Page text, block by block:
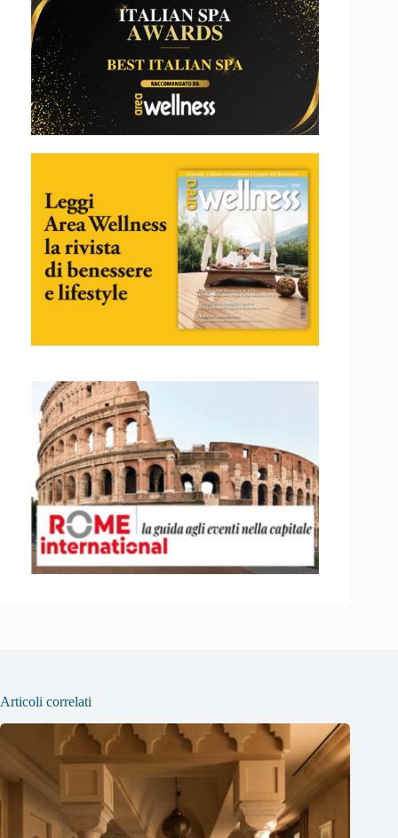
Articoli correlati